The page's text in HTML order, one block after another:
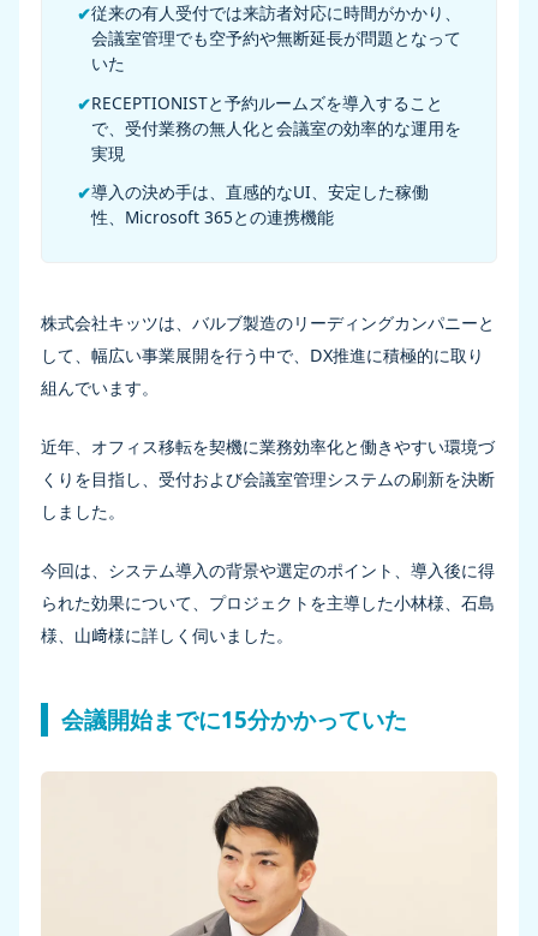
✔従来の有人受付では来訪者対応に時間がかかり、
会議室管理でも空予約や無断延長が問題となって
いた
✔RECEPTIONISTと予約ルームズを導入すること
で、受付業務の無人化と会議室の効率的な運用を
実現
✔導入の決め手は、直感的なUI、安定した稼働
性、Microsoft 365との連携機能
株式会社キッツは、バルブ製造のリーディングカンパニーと
して、幅広い事業展開を行う中で、DX推進に積極的に取り
組んでいます。
近年、オフィス移転を契機に業務効率化と働きやすい環境づ
くりを目指し、受付および会議室管理システムの刷新を決断
しました。
今回は、システム導入の背景や選定のポイント、導入後に得
られた効果について、プロジェクトを主導した小林様、石島
様、山﨑様に詳しく伺いました。
会議開始までに15分かかっていた